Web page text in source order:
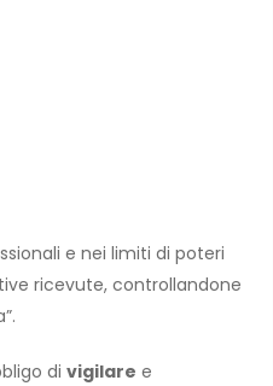
e nei limiti di poteri
ricevute, controllandone
di vigilare e